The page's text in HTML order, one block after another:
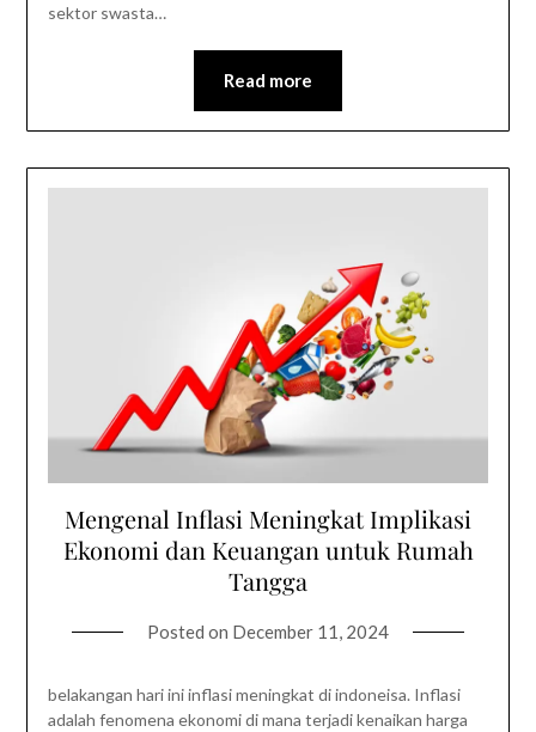
sektor swasta…
Read more
Mengenal Inflasi Meningkat Implikasi
Ekonomi dan Keuangan untuk Rumah
Tangga
Posted on December 11, 2024
belakangan hari ini inflasi meningkat di indoneisa. Inflasi
adalah fenomena ekonomi di mana terjadi kenaikan harga